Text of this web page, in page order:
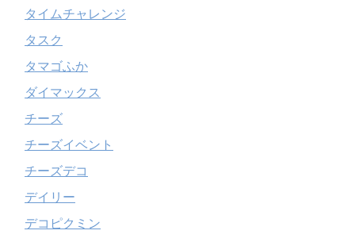
タイムチャレンジ
タスク
タマゴふか
ダイマックス
チーズ
チーズイベント
チーズデコ
デイリー
デコピクミン